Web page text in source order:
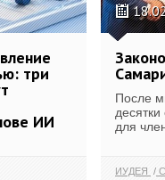
три
ИИ
После
для
ИУДЕЯ